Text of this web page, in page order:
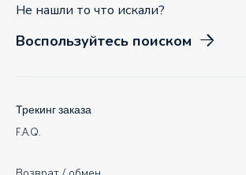
Не нашли то что искали?
Воспользуйтесь поиском
Трекинг заказа
F.A.Q.